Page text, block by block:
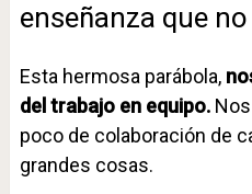
enseñanza que
Esta hermosa parábola,
del trabajo en equipo.Nos
poco de colaboración de
grandes cosas.